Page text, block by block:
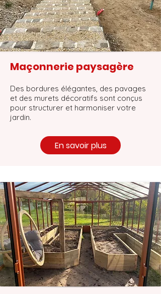
Maçonnerie paysagère
Des bordures élégantes, des pavages
et des murets décoratifs sont conçus
pour structurer et harmoniser votre
jardin.
En savoir plus